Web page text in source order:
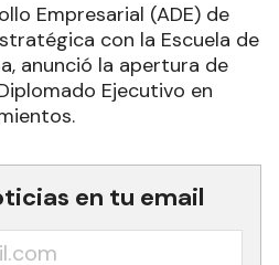
Empresarial (ADE) de
con la Escuela de
anunció la apertura de
Ejecutivo en
en tu email